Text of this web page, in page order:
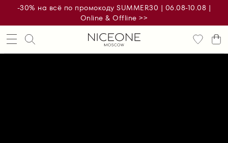
-30% на всё по промокоду SUMMER30 | 06.08-10.08 |
Online & Offline >>